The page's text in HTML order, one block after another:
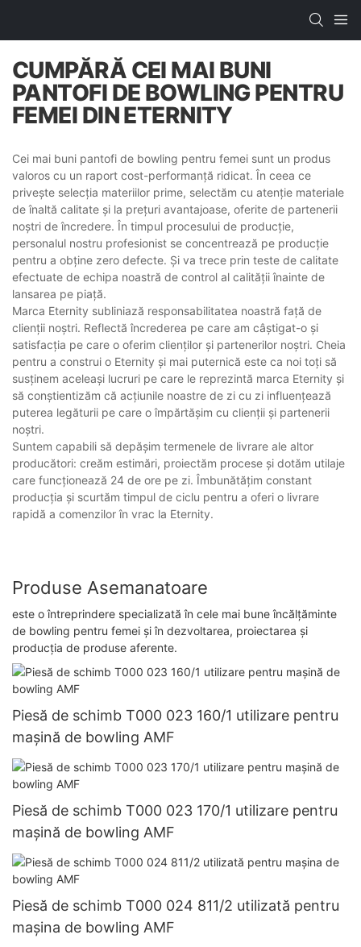
CUMPĂRĂ CEI MAI BUNI
PANTOFI DE BOWLING PENTRU
FEMEI DIN ETERNITY
Cei mai buni pantofi de bowling pentru femei sunt un produs
valoros cu un raport cost-performanță ridicat. În ceea ce
privește selecția materiilor prime, selectăm cu atenție materiale
de înaltă calitate și la prețuri avantajoase, oferite de partenerii
noștri de încredere. În timpul procesului de producție,
personalul nostru profesionist se concentrează pe producție
pentru a obține zero defecte. Și va trece prin teste de calitate
efectuate de echipa noastră de control al calității înainte de
lansarea pe piață.
Marca Eternity subliniază responsabilitatea noastră față de
clienții noștri. Reflectă încrederea pe care am câștigat-o și
satisfacția pe care o oferim clienților și partenerilor noștri. Cheia
pentru a construi o Eternity și mai puternică este ca noi toți să
susținem aceleași lucruri pe care le reprezintă marca Eternity și
să conștientizăm că acțiunile noastre de zi cu zi influențează
puterea legăturii pe care o împărtășim cu clienții și partenerii
noștri.
Suntem capabili să depășim termenele de livrare ale altor
producători: creăm estimări, proiectăm procese și dotăm utilaje
care funcționează 24 de ore pe zi. Îmbunătățim constant
producția și scurtăm timpul de ciclu pentru a oferi o livrare
rapidă a comenzilor în vrac la Eternity.
Produse Asemanatoare
este o întreprindere specializată în cele mai bune încălțăminte
de bowling pentru femei și în dezvoltarea, proiectarea și
producția de produse aferente.
Piesă de schimb T000 023 160/1 utilizare pentru
mașină de bowling AMF
Piesă de schimb T000 023 170/1 utilizare pentru
mașină de bowling AMF
Piesă de schimb T000 024 811/2 utilizată pentru
mașina de bowling AMF